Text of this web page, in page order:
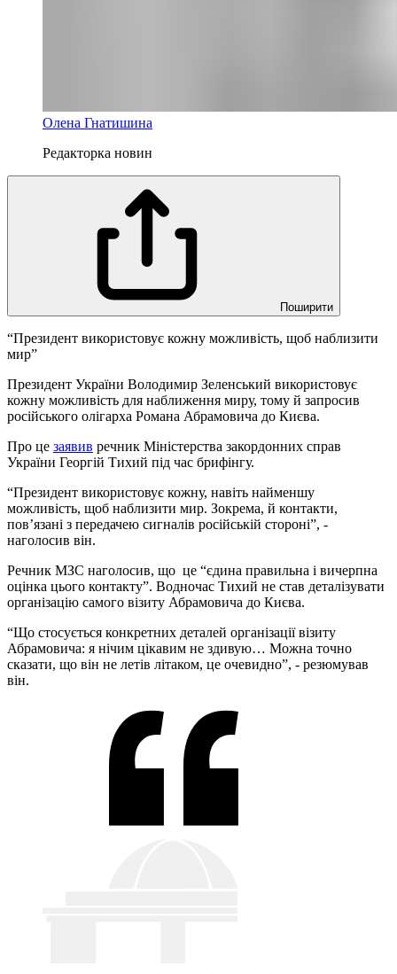
Олена Гнатишина
Редакторка новин
Поширити
“Президент використовує кожну можливість, щоб наблизити
мир”
Президент України Володимир Зеленський використовує
кожну можливість для наближення миру, тому й запросив
російського олігарха Романа Абрамовича до Києва.
Про це заявив речник Міністерства закордонних справ
України Георгій Тихий під час брифінгу.
“Президент використовує кожну, навіть найменшу
можливість, щоб наблизити мир. Зокрема, й контакти,
пов’язані з передачею сигналів російській стороні”, -
наголосив він.
Речник МЗС наголосив, що це “єдина правильна і вичерпна
оцінка цього контакту”. Водночас Тихий не став деталізувати
організацію самого візиту Абрамовича до Києва.
“Що стосується конкретних деталей організації візиту
Абрамовича: я нічим цікавим не здивую… Можна точно
сказати, що він не летів літаком, це очевидно”, - резюмував
він.